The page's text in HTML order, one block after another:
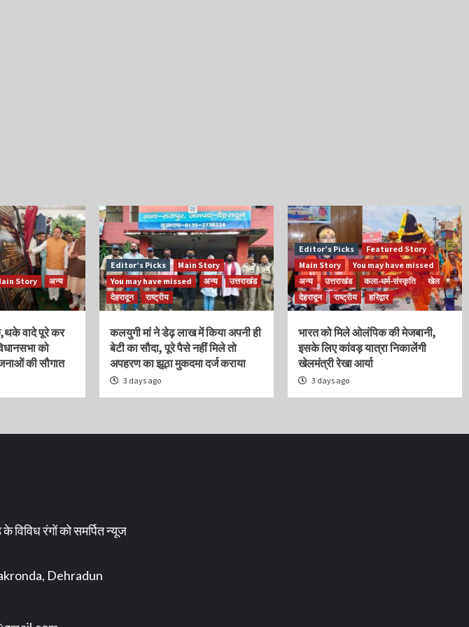
Story
अन्य
वादे पूरे कर
को
की सौगात
Editor’s Picks
Main Story
You may have missed
अन्य
उत्तराखंड
देहरादून
राष्ट्रीय
कलयुगी मां ने डेढ़ लाख में किया अपनी ही
बेटी का सौदा, पूरे पैसे नहीं मिले तो
अपहरण का झूठा मुकदमा दर्ज कराया
3 days ago
Editor’s Picks
Featured Story
Main Story
You may have missed
अन्य
उत्तराखंड कला-धर्म-संस्कृति
खेल
देहरादून
राष्ट्रीय हरिद्वार
भारत को मिले ओलंपिक की मेजबानी,
इसके लिए कांवड़ यात्रा निकालेंगी
खेलमंत्री रेखा आर्या
3 days ago
रंगों को समर्पित न्यूज
Dehradun